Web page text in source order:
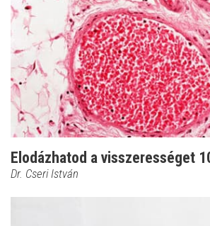
Elodázhatod a visszerességet
Dr. Cseri István